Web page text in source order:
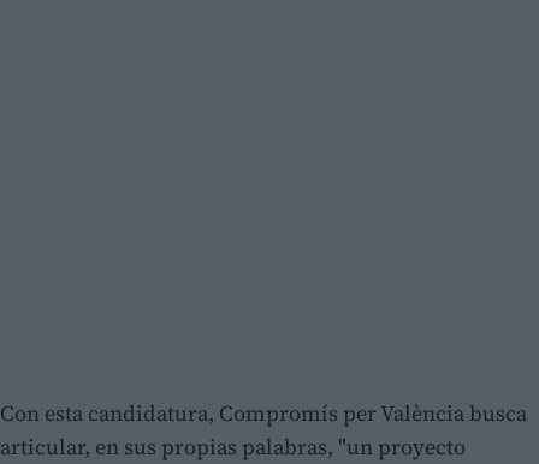
Con esta candidatura, Compromís per València busca
articular, en sus propias palabras, "un proyecto